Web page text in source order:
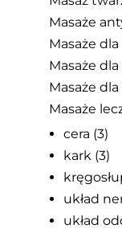
Masaże
Masaże
Masaże
Masaże
Masaże
cera (3)
kark (3)
układ
układ